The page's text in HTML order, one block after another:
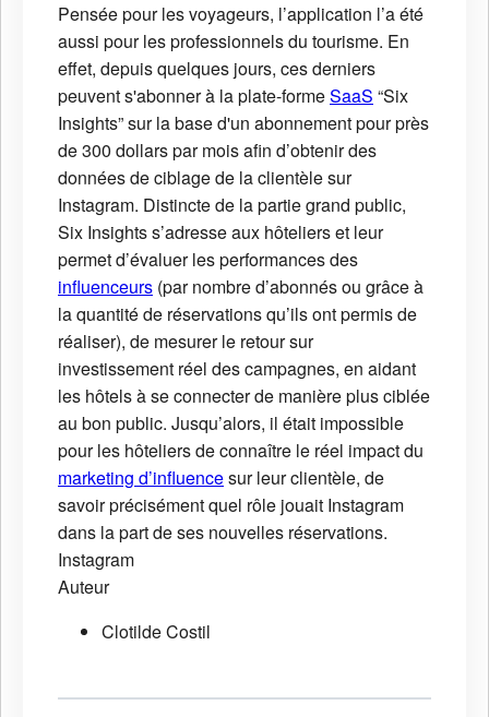
Pensée pour les voyageurs, l’application l’a été
aussi pour les professionnels du tourisme. En
effet, depuis quelques jours, ces derniers
peuvent s'abonner à la plate-formeSaaS “Six
Insights” sur la base d'un abonnement pour près
de 300 dollars par mois afin d’obtenir des
données de ciblage de la clientèle sur
Instagram. Distincte de la partie grand public,
Six Insights s’adresse aux hôteliers et leur
permet d’évaluer les performances des
influenceurs (par nombre d’abonnés ou grâce à
la quantité de réservations qu’ils ont permis de
réaliser), de mesurer le retour sur
investissement réel des campagnes, en aidant
les hôtels à se connecter de manière plus ciblée
au bon public. Jusqu’alors, il était impossible
pour les hôteliers de connaître le réel impact du
marketing d’influencesur leur clientèle, de
savoir précisément quel rôle jouait Instagram
dans la part de ses nouvelles réservations.
Instagram
Auteur
Clotilde Costil